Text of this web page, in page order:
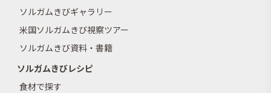
ソルガムきびギャラリー
米国ソルガムきび視察ツアー
ソルガムきび資料・書籍
ソルガムきびレシピ
食材で探す